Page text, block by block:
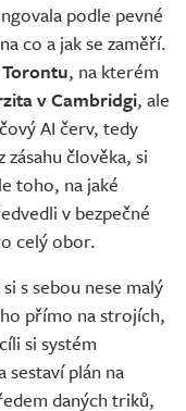
podle pevné
co a jak se zaměří.
, na kterém
v Cambridgi, ale
AI červ, tedy
člověka, si
toho, na jaké
v bezpečné
celý obor.
s sebou nese malý
přímo na strojích,
si systém
sestaví plán na
daných triků,